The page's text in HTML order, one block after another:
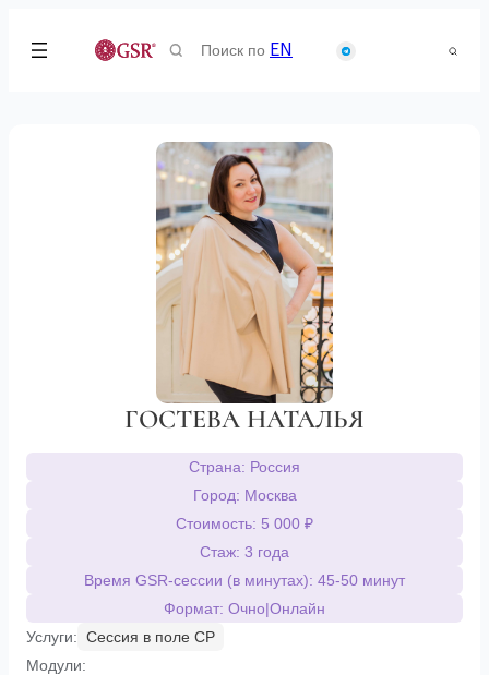
for:
EN
ГОСТЕВА НАТАЛЬЯ
Страна: Россия
Город: Москва
Стоимость: 5 000 ₽
Стаж: 3 года
Время GSR-сессии (в минутах): 45-50 минут
Формат: Очно|Онлайн
Услуги: Сессия в поле СР
Модули: